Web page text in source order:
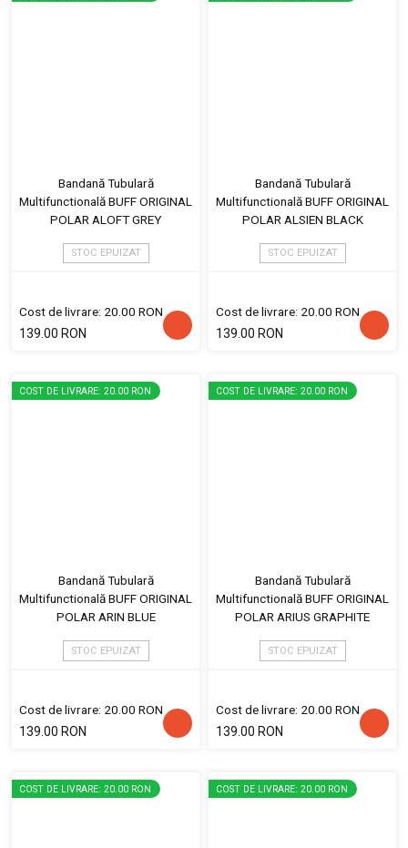
Bandană Tubulară
Multifunctională BUFF ORIGINAL
POLAR ALOFT GREY
STOC EPUIZAT
Cost de livrare: 20.00 RON
139.00 RON
Bandană Tubulară
Multifunctională BUFF ORIGINAL
POLAR ALSIEN BLACK
STOC EPUIZAT
Cost de livrare: 20.00 RON
139.00 RON
COST DE LIVRARE: 20.00 RON
Bandană Tubulară
Multifunctională BUFF ORIGINAL
POLAR ARIN BLUE
STOC EPUIZAT
Cost de livrare: 20.00 RON
139.00 RON
COST DE LIVRARE: 20.00 RON
Bandană Tubulară
Multifunctională BUFF ORIGINAL
POLAR ARIUS GRAPHITE
STOC EPUIZAT
Cost de livrare: 20.00 RON
139.00 RON
COST DE LIVRARE: 20.00 RON COST DE LIVRARE: 20.00 RON